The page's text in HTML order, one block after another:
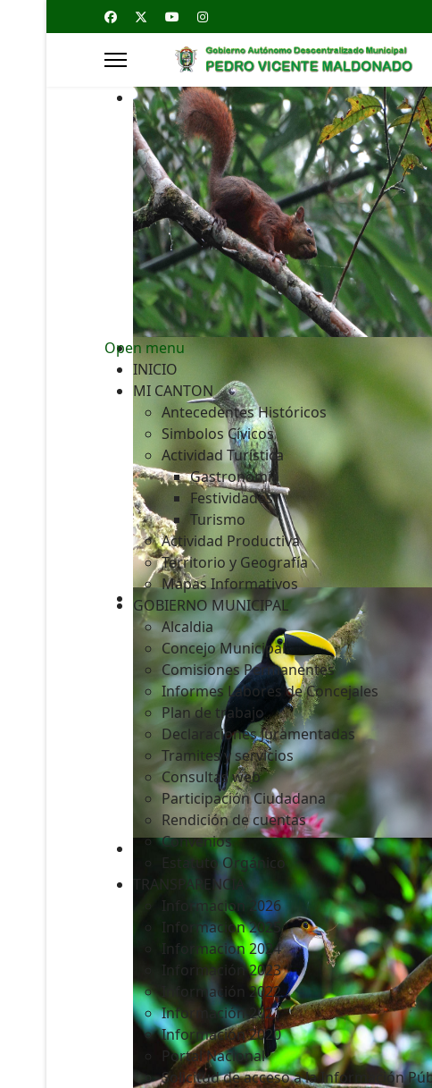
Open menu
INICIO
MI CANTON
Antecedentes Históricos
Simbolos Cívicos
Actividad Turística
Gastronomía
Festividades
Turismo
Actividad Productiva
Territorio y Geografía
Mapas Informativos
GOBIERNO MUNICIPAL
Alcaldia
Concejo Municipal
Comisiones Permanentes
Informes Labores de Concejales
Plan de trabajo
Declaraciones Juramentadas
Tramites y servicios
Consultas web
Participación Ciudadana
Rendición de cuentas
Convenios
Estatuto Orgánico
TRANSPARENCIA
Informacion 2026
Informacion 2025
Informacion 2024
Información 2023
Información 2022
Información 2021
Información 2020
Portal Nacional
Solicitud de acceso a la Información